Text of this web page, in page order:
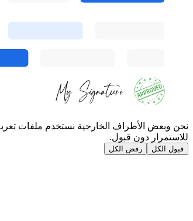
نحن وبعض الأطراف الخارجية نستخدم ملفات
للاستمرار دون قبول.
قبول الكل رفض الكل